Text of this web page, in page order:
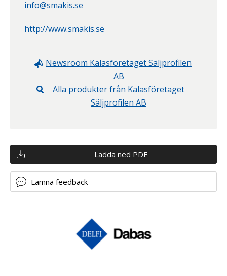
info@smakis.se
http://www.smakis.se
Newsroom Kalasföretaget Säljprofilen
AB
Alla produkter från Kalasföretaget
Säljprofilen AB
Ladda ned PDF
Lämna feedback